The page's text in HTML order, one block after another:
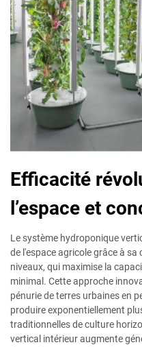
Efficacité
l’espace et
Le système hydroponique
de l'espace agricole grâce à
niveaux, qui maximise la
minimal. Cette approche
pénurie de terres urbaines en
produire exponentiellement
traditionnelles de culture
vertical intérieur augmente